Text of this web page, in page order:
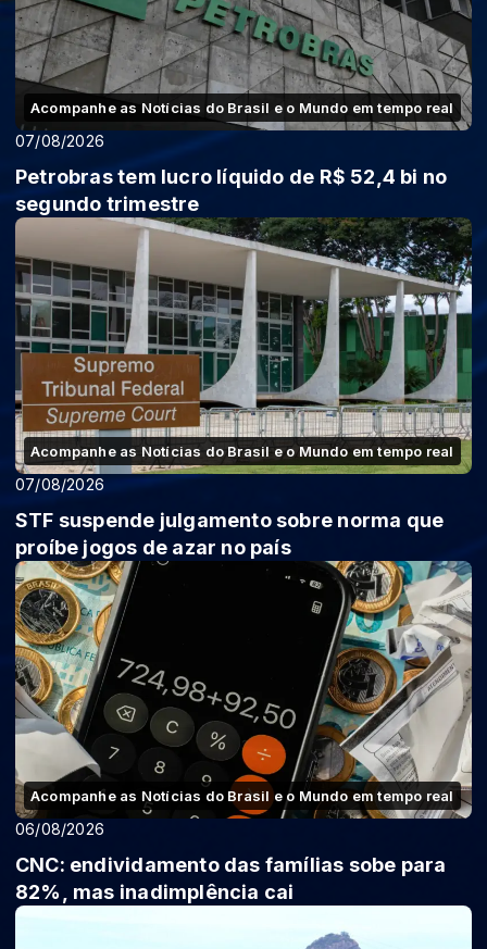
Acompanhe as Notícias do Brasil e o Mundo em tempo real
07/08/2026
Petrobras tem lucro líquido de R$ 52,4 bi no
segundo trimestre
Acompanhe as Notícias do Brasil e o Mundo em tempo real
07/08/2026
STF suspende julgamento sobre norma que
proíbe jogos de azar no país
Acompanhe as Notícias do Brasil e o Mundo em tempo real
06/08/2026
CNC: endividamento das famílias sobe para
82%, mas inadimplência cai